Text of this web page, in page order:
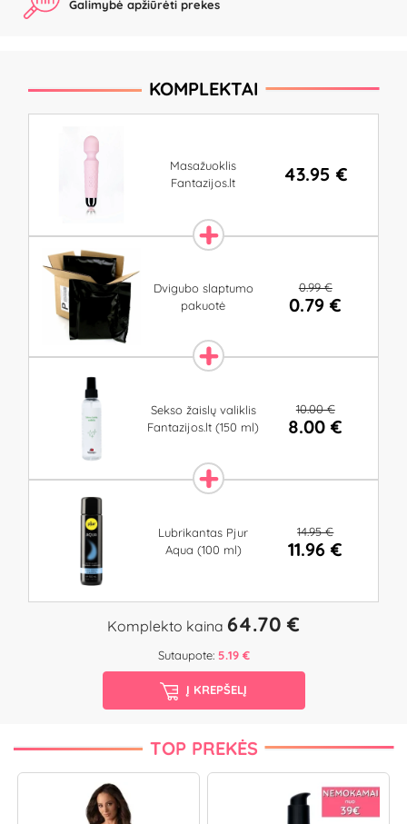
Galimybė apžiūrėti prekes
KOMPLEKTAI
Masažuoklis
Fantazijos.lt
43.95 €
Dvigubo slaptumo
pakuotė
0.99 €
0.79 €
Sekso žaislų valiklis
Fantazijos.lt (150 ml)
10.00 €
8.00 €
Lubrikantas Pjur
Aqua (100 ml)
14.95 €
11.96 €
Komplekto kaina 64.70 €
Sutaupote: 5.19 €
Į KREPŠELĮ
TOP PREKĖS